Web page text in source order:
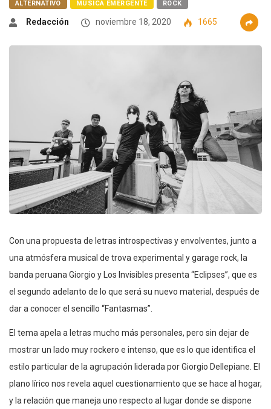
ALTERNATIVO MÚSICA EMERGENTE ROCK
Redacción noviembre 18, 2020 1665
Con una propuesta de letras introspectivas y envolventes, junto a
una atmósfera musical de trova experimental y garage rock, la
banda peruana Giorgio y Los Invisibles presenta “Eclipses”, que es
el segundo adelanto de lo que será su nuevo material, después de
dar a conocer el sencillo “Fantasmas”.
El tema apela a letras mucho más personales, pero sin dejar de
mostrar un lado muy rockero e intenso, que es lo que identifica el
estilo particular de la agrupación liderada por Giorgio Dellepiane. El
plano lírico nos revela aquel cuestionamiento que se hace al hogar,
y la relación que maneja uno respecto al lugar donde se dispone